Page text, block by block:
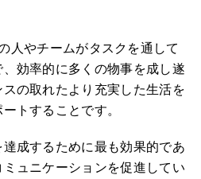
人やチームがタスクを通して
効率的に多くの物事を成し遂
の取れたより充実した生活を
トすることです。
成するために最も効果的であ
ュニケーションを促進してい